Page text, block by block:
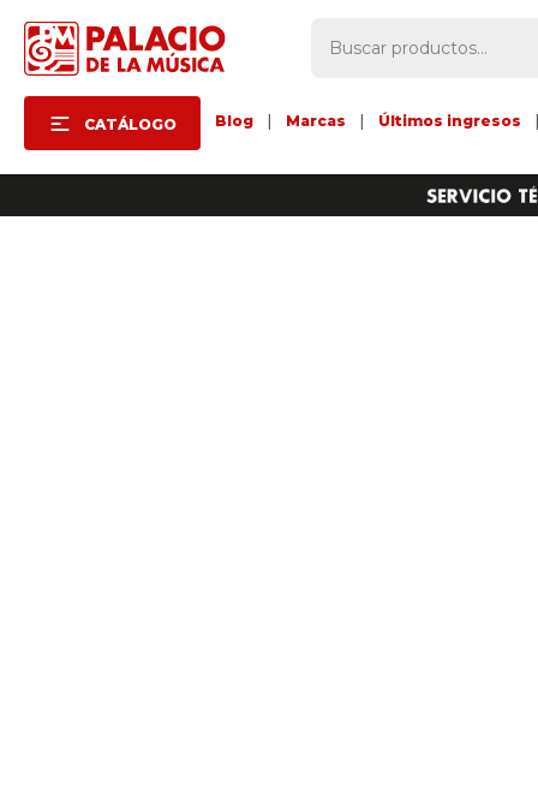
CATÁLOGO Blog Marcas Últimos ingresos